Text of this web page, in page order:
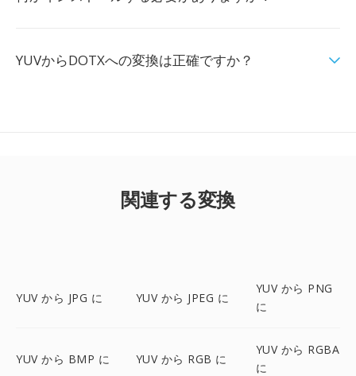
YUVからDOTXへの変換は正確ですか？
関連する変換
YUV から JPG に YUV から JPEG に
YUV から PNG
に
YUV から BMP に YUV から RGB に
YUV から RGBA
に